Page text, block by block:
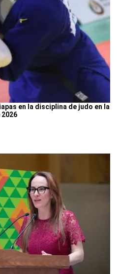
en la disciplina de judo en la